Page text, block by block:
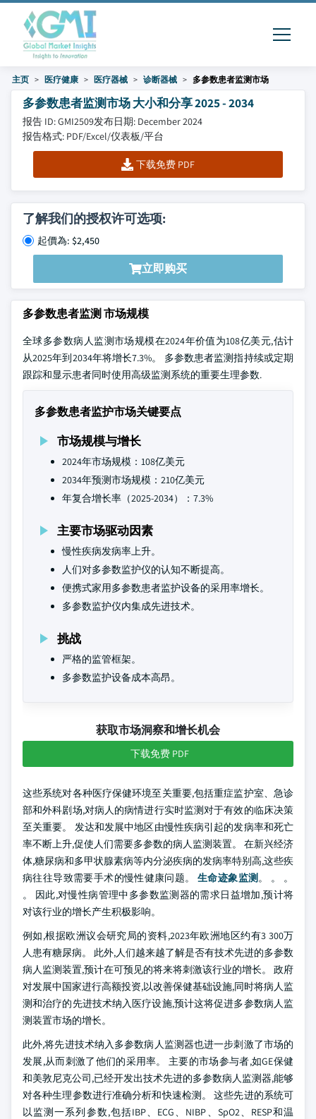
主页 医疗健康 医疗器械 诊断器械 多参数患者监测市场
多参数患者监测市场 大小和分享 2025 - 2034
报告 ID: GMI2509发布日期: December 2024
报告格式: PDF/Excel/仪表板/平台
下载免费 PDF
了解我们的授权许可选项:
起價為: $2,450
立即购买
多参数患者监测 市场规模
全球多参数病人监测市场规模在2024年价值为108亿美元,估计
从2025年到2034年将增长7.3%。 多参数患者监测指持续或定期
跟踪和显示患者同时使用高级监测系统的重要生理参数.
多参数患者监护市场关键要点
市场规模与增长
2024年市场规模：108亿美元
2034年预测市场规模：210亿美元
年复合增长率（2025-2034）：7.3%
主要市场驱动因素
慢性疾病发病率上升。
人们对多参数监护仪的认知不断提高。
便携式家用多参数患者监护设备的采用率增长。
多参数监护仪内集成先进技术。
挑战
严格的监管框架。
多参数监护设备成本高昂。
获取市场洞察和增长机会
下载免费 PDF
这些系统对各种医疗保健环境至关重要,包括重症监护室、急诊
部和外科剧场,对病人的病情进行实时监测对于有效的临床决策
至关重要。 发达和发展中地区由慢性疾病引起的发病率和死亡
率不断上升,促使人们需要多参数的病人监测装置。 在新兴经济
体,糖尿病和多甲状腺素病等内分泌疾病的发病率特别高,这些疾
病往往导致需要手术的慢性健康问题。生命迹象监测。 。 。
。 因此,对慢性病管理中多参数监测器的需求日益增加,预计将
对该行业的增长产生积极影响。
例如,根据欧洲议会研究局的资料,2023年欧洲地区约有3 300万
人患有糖尿病。 此外,人们越来越了解是否有技术先进的多参数
病人监测装置,预计在可预见的将来将刺激该行业的增长。 政府
对发展中国家进行高额投资,以改善保健基础设施,同时将病人监
测和治疗的先进技术纳入医疗设施,预计这将促进多参数病人监
测装置市场的增长。
此外,将先进技术纳入多参数病人监测器也进一步刺激了市场的
发展,从而刺激了他们的采用率。 主要的市场参与者,如GE保健
和美敦尼克公司,已经开发出技术先进的多参数病人监测器,能够
对各种生理参数进行准确分析和快速检测。 这些先进的系统可
以监测一系列参数,包括IBP、ECG、NIBP、SpO2、RESP和温